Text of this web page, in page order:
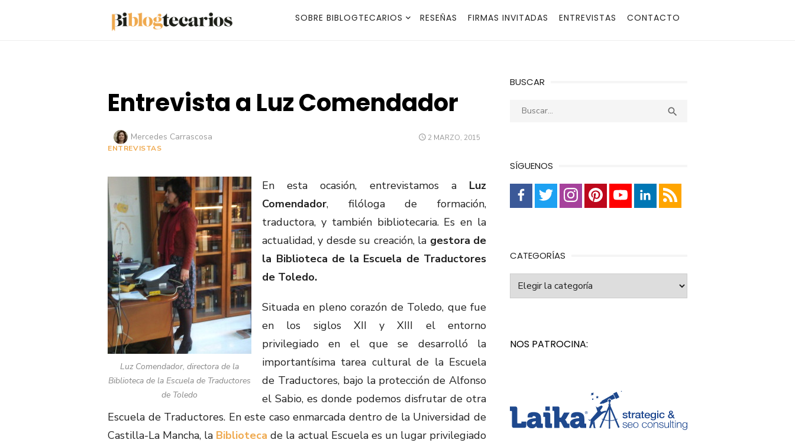
SOBRE BIBLOGTECARIOS RESEÑAS FIRMAS INVITADAS ENTREVISTAS CONTACTO
Entrevista a Luz Comendador
PUBLICADO
2 MARZO, 2015
Autor
Mercedes Carrascosa
ENTREVISTAS
Luz Comendador, directora de la
Biblioteca de la Escuela de Traductores
de Toledo
En esta ocasión, entrevistamos a Luz
Comendador, filóloga de formación,
traductora, y también bibliotecaria. Es en la
actualidad, y desde su creación, la gestora de
la Biblioteca de la Escuela de Traductores
de Toledo.
Situada en pleno corazón de Toledo, que fue
en los siglos XII y XIII el entorno
privilegiado en el que se desarrolló la
importantísima tarea cultural de la Escuela
de Traductores, bajo la protección de Alfonso
el Sabio, es donde podemos disfrutar de otra
Escuela de Traductores. En este caso enmarcada dentro de la Universidad de
Castilla-La Mancha, la Biblioteca de la actual Escuela es un lugar privilegiado
BUSCAR
Buscar: 
SÍGUENOS
CATEGORÍAS
NOS PATROCINA: